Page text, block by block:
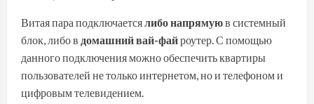
Витая пара подключаетсялибо напрямуюв системный
блок, либо в домашний вай-файроутер. С помощью
данного подключения можно обеспечить квартиры
пользователей не только интернетом, но и телефоном и
цифровым телевидением.